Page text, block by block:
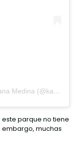
Una publicación compartida de Karen Arana Medina (@karen_arme)
parque no tiene
embargo, muchas